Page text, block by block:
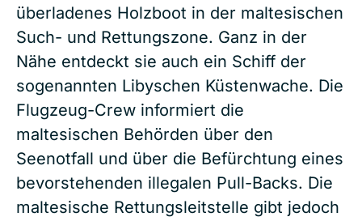
überladenes Holzboot in der maltesischen
Such- und Rettungszone. Ganz in der
Nähe entdeckt sie auch ein Schiff der
sogenannten Libyschen Küstenwache. Die
Flugzeug-Crew informiert die
maltesischen Behörden über den
Seenotfall und über die Befürchtung eines
bevorstehenden illegalen Pull-Backs. Die
maltesische Rettungsleitstelle gibt jedoch